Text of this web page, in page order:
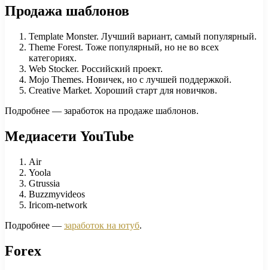
Продажа шаблонов
Template Monster. Лучший вариант, самый популярный.
Theme Forest. Тоже популярный, но не во всех
категориях.
Web Stocker. Российский проект.
Mojo Themes. Новичек, но с лучшей поддержкой.
Creative Market. Хороший старт для новичков.
Подробнее — заработок на продаже шаблонов.
Медиасети YouTube
Air
Yoola
Gtrussia
Buzzmyvideos
Iricom-network
Подробнее — заработок на ютуб.
Forex